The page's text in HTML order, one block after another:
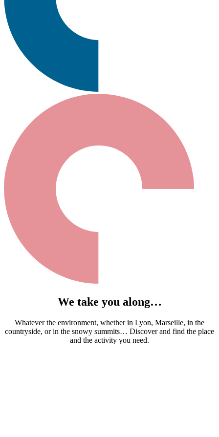
We take you along…
Whatever the environment, whether in Lyon, Marseille, in the
countryside, or in the snowy summits… Discover and find the place
and the activity you need.